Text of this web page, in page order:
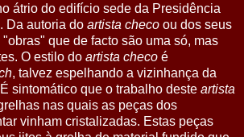
átrio do edifício sede da Presidência
Da autoria do artista checo ou dos seus
que de facto são uma só, mas
O estilo do artista checo é
, talvez espelhando a vizinhança da
sintomático que o trabalho deste artista
nas quais as peças dos
vinham cristalizadas. Estas peças